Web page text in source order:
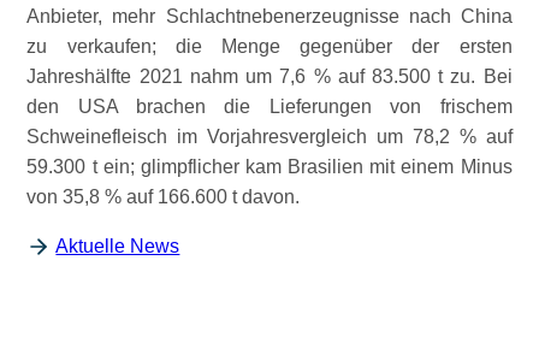
Anbieter, mehr Schlachtnebenerzeugnisse nach China
zu verkaufen; die Menge gegenüber der ersten
Jahreshälfte 2021 nahm um 7,6 % auf 83.500 t zu. Bei
den USA brachen die Lieferungen von frischem
Schweinefleisch im Vorjahresvergleich um 78,2 % auf
59.300 t ein; glimpflicher kam Brasilien mit einem Minus
von 35,8 % auf 166.600 t davon.
Aktuelle News